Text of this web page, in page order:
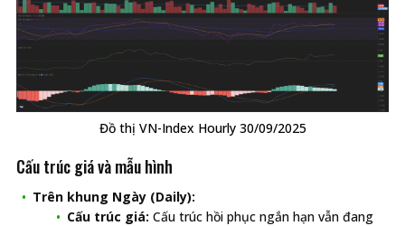
Đồ thị VN-Index Hourly 30/09/2025
Cấu trúc giá và mẫu hình
Trên khung Ngày (Daily):
Cấu trúc giá: Cấu trúc hồi phục ngắn hạn vẫn đang